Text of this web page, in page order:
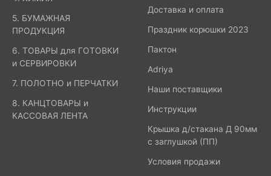
5. БУМАЖНАЯ
ПРОДУКЦИЯ
6. ТОВАРЫ для ГОТОВКИ
и СЕРВИРОВКИ
7. ПОЛОТНО и ПЕРЧАТКИ
8. КАНЦТОВАРЫ и
КАССОВАЯ ЛЕНТА
Доставка и оплата
Праздник корюшки 2023
Пактон
Adriya
Наши поставщики
Инструкции
Крышка д/стакана Д 90мм
с заглушкой (ПП)
Условия продажи